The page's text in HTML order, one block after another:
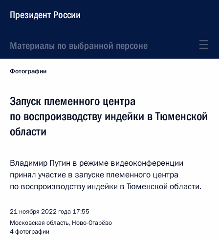
Президент России
Материалы по выбранной персоне
Фотографии
Запуск племенного центра
по воспроизводству индейки в Тюменской
области
Владимир Путин в режиме видеоконференции
принял участие в запуске племенного центра
по воспроизводству индейки в Тюменской области.
21 ноября 2022 года 17:55
Московская область, Ново-Огарёво
4 фотографии